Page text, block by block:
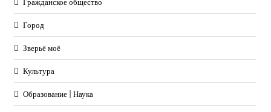
Гражданское общество
Город
Зверьё моё
Культура
Образование | Наука